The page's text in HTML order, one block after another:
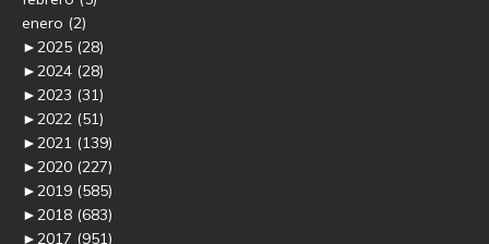
enero (2)
►2025 (28)
►2024 (28)
►2023 (31)
►2022 (51)
►2021 (139)
►2020 (227)
►2019 (585)
►2018 (683)
►2017 (951)